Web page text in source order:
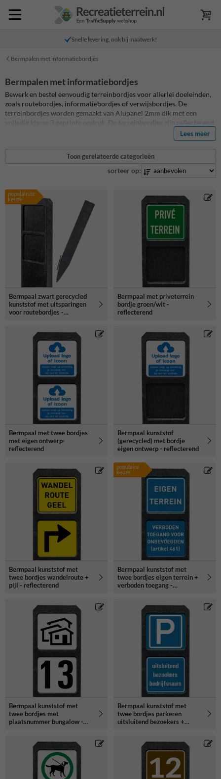
Snelle levering, ook bij maatwerk!
Bermpalen met informatiebordjes
Bermpalen met informatiebordjes
Bewerk en bestel eenvoudig terreinbordjes voor allerlei doeleinden,
zoals routebordjes, informatiebordjes of verwijsbordjes. De
terreinbordjes worden gemaakt van Alupanel 2mm dik met een
volledig klasse 3 geprinte opdruk. De terreinbordjes zijn reflecterend
en standaard afgewerkt met een anti-graffiti laminaat. Combineer de
bordjes met onze bermpalen van verzwaard gerecycled kunststof. Een
onderhoudsvrij product met een extreem lange levensduur. Enkel- of
dubbelzijdig uit te voeren.
Lees meer
Toon gerelateerde categorieën
sorteer op:
populairste
keuze
Bermpaal zwart gerecycled
kunststof met uitsparingen
voor routebordjes -
Bermpaal met priveterrein
bordje groen/wit -
reflecterend
Bermpaal met twee bordjes
met eigen ontwerp-
reflecterend
Bermpaal kunststof
(gerecycled) met bordje
eigen ontwerp - reflecterend
Bermpaal kunststof met
twee bordjes wandelroute +
pijl - reflecterend
populaire
keuze
Bermpaal kunststof met
twee bordjes eigen terrein +
verboden toegang -
Bermpaal kunststof met
twee bordjes met
plaatsnummer bungalow -
Bermpaal kunststof met
twee bordjes parkeren
uitsluitend bezoekers +